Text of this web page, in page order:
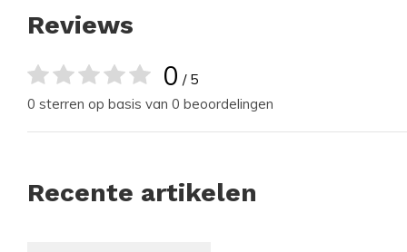
Reviews
0 / 5
0 sterren op basis van 0 beoordelingen
Recente artikelen